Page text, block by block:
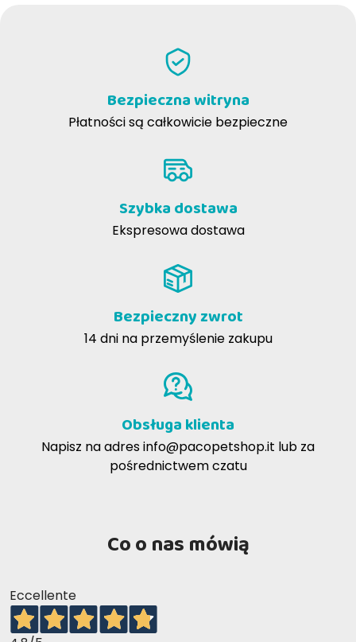
Bezpieczna witryna
Płatności są całkowicie bezpieczne
Szybka dostawa
Ekspresowa dostawa
Bezpieczny zwrot
14 dni na przemyślenie zakupu
Obsługa klienta
Napisz na adresinfo@pacopetshop.it lub za
pośrednictwem czatu
Co o nas mówią
Eccellente